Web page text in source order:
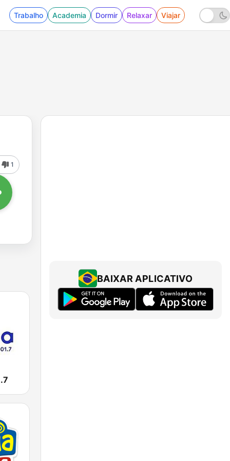
Trabalho Academia Dormir Relaxar Viajar
1
BAIXAR APLICATIVO